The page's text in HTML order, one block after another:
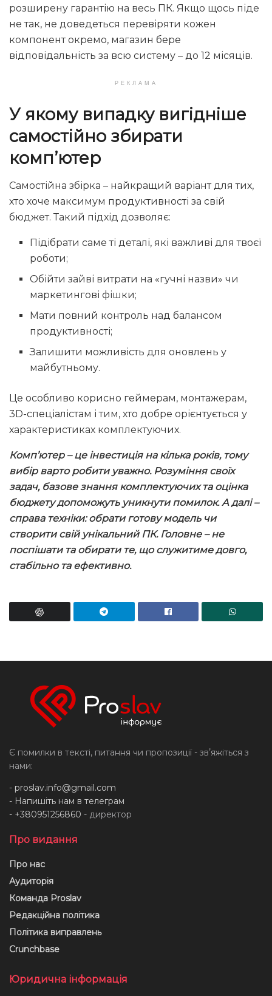
розширену гарантію на весь ПК. Якщо щось піде
не так, не доведеться перевіряти кожен
компонент окремо, магазин бере
відповідальність за всю систему – до 12 місяців.
РЕКЛАМА
У якому випадку вигідніше
самостійно збирати
компʼютер
Самостійна збірка – найкращий варіант для тих,
хто хоче максимум продуктивності за свій
бюджет. Такий підхід дозволяє:
Підібрати саме ті деталі, які важливі для твоєї
роботи;
Обійти зайві витрати на «гучні назви» чи
маркетингові фішки;
Мати повний контроль над балансом
продуктивності;
Залишити можливість для оновлень у
майбутньому.
Це особливо корисно геймерам, монтажерам,
3D-спеціалістам і тим, хто добре орієнтується у
характеристиках комплектуючих.
Комп’ютер – це інвестиція на кілька років, тому
вибір варто робити уважно. Розуміння своїх
задач, базове знання комплектуючих та оцінка
бюджету допоможуть уникнути помилок. А далі –
справа техніки: обрати готову модель чи
створити свій унікальний ПК. Головне – не
поспішати та обирати те, що служитиме довго,
стабільно та ефективно.
Є помилки в тексті, питання чи пропозиції - звʼяжіться з
нами:
- proslav.info@gmail.com
- Напишіть нам в телеграм
- +380951256860 - директор
Про видання
Про нас
Аудиторія
Команда Proslav
Редакційна політика
Політика виправлень
Crunchbase
Юридична інформація